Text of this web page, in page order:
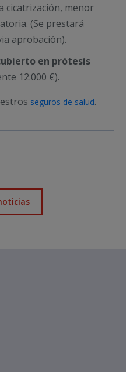
cicatrización, menor
(Se prestará
aprobación).
en prótesis
12.000 €).
seguros de salud.